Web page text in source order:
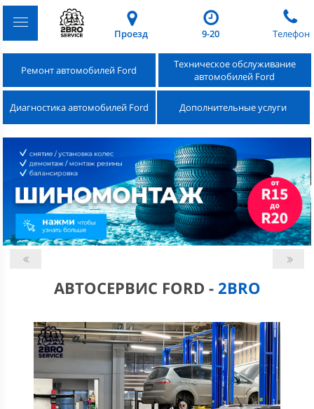
Проезд 9-20 Телефон
Ремонт автомобилей Ford
Техническое обслуживание
автомобилей Ford
Диагностика автомобилей Ford Дополнительные услуги
АВТОСЕРВИС FORD - 2BRO